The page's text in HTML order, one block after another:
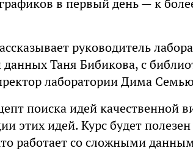
в первый день — к
руководитель
Таня Бибикова, с
лаборатории Дима
поиска идей качественной
этих идей. Курс будет
работает со сложными